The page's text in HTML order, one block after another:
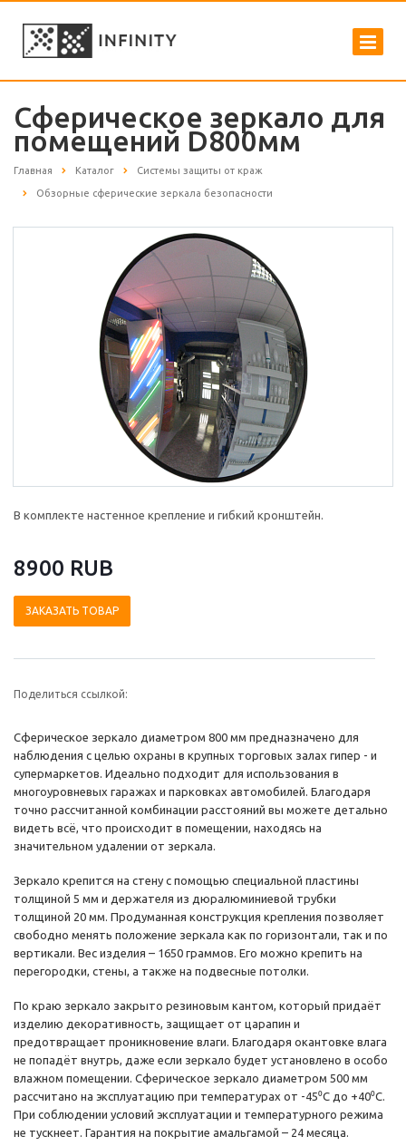
Сферическое зеркало для
помещений D800мм
Главная Каталог Системы защиты от краж
Обзорные сферические зеркала безопасности
В комплекте настенное крепление и гибкий кронштейн.
8900 RUB
ЗАКАЗАТЬ ТОВАР
Поделиться ссылкой:
Сферическое зеркало диаметром 800 мм предназначено для
наблюдения с целью охраны в крупных торговых залах гипер - и
супермаркетов. Идеально подходит для использования в
многоуровневых гаражах и парковках автомобилей. Благодаря
точно рассчитанной комбинации расстояний вы можете детально
видеть всё, что происходит в помещении, находясь на
значительном удалении от зеркала.
Зеркало крепится на стену с помощью специальной пластины
толщиной 5 мм и держателя из дюралюминиевой трубки
толщиной 20 мм. Продуманная конструкция крепления позволяет
свободно менять положение зеркала как по горизонтали, так и по
вертикали. Вес изделия – 1650 граммов. Его можно крепить на
перегородки, стены, а также на подвесные потолки.
По краю зеркало закрыто резиновым кантом, который придаёт
изделию декоративность, защищает от царапин и
предотвращает проникновение влаги. Благодаря окантовке влага
не попадёт внутрь, даже если зеркало будет установлено в особо
влажном помещении. Сферическое зеркало диаметром 500 мм
рассчитано на эксплуатацию при температурах от -45⁰С до +40⁰С.
При соблюдении условий эксплуатации и температурного режима
не тускнеет. Гарантия на покрытие амальгамой – 24 месяца.